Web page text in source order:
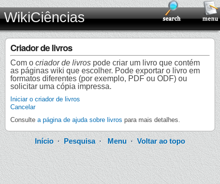
WikiCiências
Criador de livros
Com o criador de livros pode criar um livro que contém
as páginas wiki que escolher. Pode exportar o livro em
formatos diferentes (por exemplo, PDF ou ODF) ou
solicitar uma cópia impressa.
Iniciar o criador de livros
Cancelar
Consulte a página de ajuda sobre livros para mais detalhes.
Início· Pesquisa·Menu · Voltar ao topo